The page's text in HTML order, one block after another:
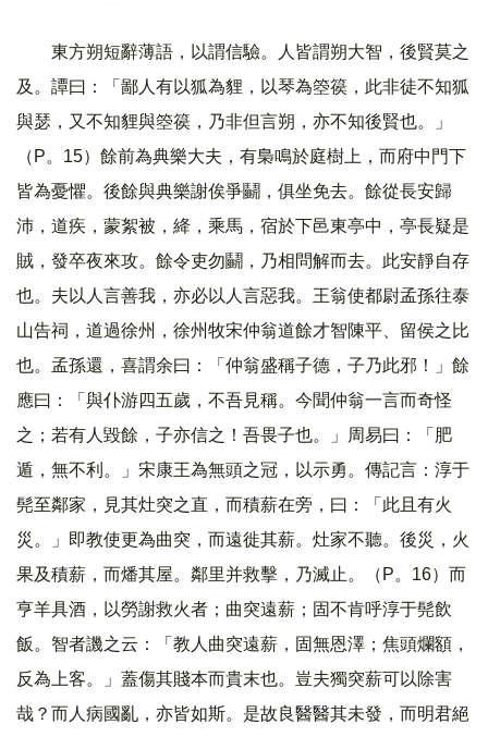
東方朔短辭薄語，以謂信驗。人皆謂朔大智，後賢莫之
及。譚曰：「鄙人有以狐為貍，以琴為箜篌，此非徒不知狐
與瑟，又不知貍與箜篌，乃非但言朔，亦不知後賢也。」
（P。15）餘前為典樂大夫，有梟鳴於庭樹上，而府中門下
皆為憂懼。後餘與典樂謝俟爭鬭，俱坐免去。餘從長安歸
沛，道疾，蒙絮被，絳，乘馬，宿於下邑東亭中，亭長疑是
賊，發卒夜來攻。餘令吏勿鬭，乃相問解而去。此安靜自存
也。夫以人言善我，亦必以人言惡我。王翁使都尉孟孫往泰
山告祠，道過徐州，徐州牧宋仲翁道餘才智陳平、留侯之比
也。孟孫還，喜謂余曰：「仲翁盛稱子德，子乃此邪！」餘
應曰：「與仆游四五歲，不吾見稱。今聞仲翁一言而奇怪
之；若有人毀餘，子亦信之！吾畏子也。」周易曰：「肥
遁，無不利。」宋康王為無頭之冠，以示勇。傳記言：淳于
髡至鄰家，見其灶突之直，而積薪在旁，曰：「此且有火
災。」即教使更為曲突，而遠徙其薪。灶家不聽。後災，火
果及積薪，而燔其屋。鄰里并救擊，乃滅止。（P。16）而
亨羊具酒，以勞謝救火者；曲突遠薪；固不肯呼淳于髡飲
飯。智者譏之云：「教人曲突遠薪，固無恩澤；焦頭爛額，
反為上客。」蓋傷其賤本而貴末也。豈夫獨突薪可以除害
哉？而人病國亂，亦皆如斯。是故良醫醫其未發，而明君絕